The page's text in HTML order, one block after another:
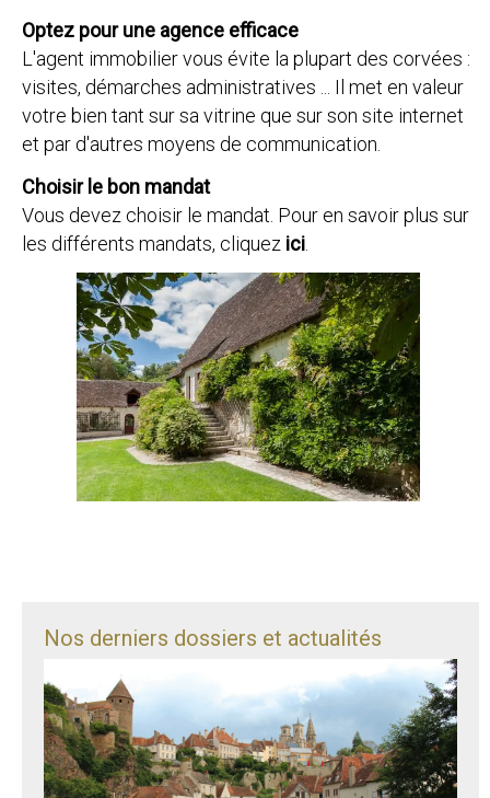
Optez pour une agence efficace
L'agent immobilier vous évite la plupart des corvées :
visites, démarches administratives ... Il met en valeur
votre bien tant sur sa vitrine que sur son site internet
et par d'autres moyens de communication.
Choisir le bon mandat
Vous devez choisir le mandat. Pour en savoir plus sur
les différents mandats, cliquez ici
Nos derniers dossiers et actualités